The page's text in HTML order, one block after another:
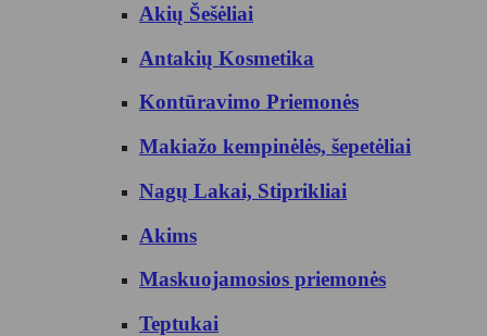
Akių Šešėliai
Antakių Kosmetika
Kontūravimo Priemonės
Makiažo kempinėlės, šepetėliai
Nagų Lakai, Stiprikliai
Akims
Maskuojamosios priemonės
Teptukai